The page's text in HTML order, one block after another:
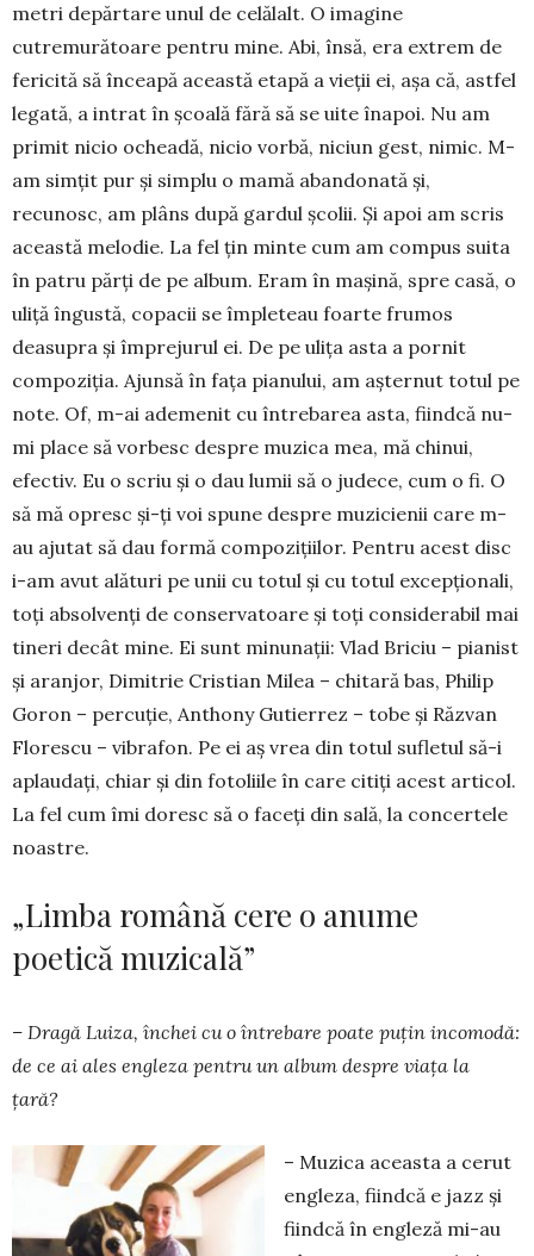
metri depărtare unul de celălalt. O imagine
cutremurătoare pentru mine. Abi, însă, era extrem de
fericită să înceapă această etapă a vieţii ei, aşa că, astfel
legată, a intrat în şcoală fără să se uite înapoi. Nu am
primit nicio ocheadă, nicio vorbă, niciun gest, nimic. M-
am simţit pur şi simplu o mamă abandonată şi,
recunosc, am plâns după gardul şcolii. Şi apoi am scris
această melodie. La fel ţin minte cum am compus suita
în patru părţi de pe album. Eram în maşină, spre casă, o
uliţă îngustă, copacii se împleteau foarte frumos
deasupra şi împrejurul ei. De pe uliţa asta a pornit
compo­ziţia. Ajunsă în faţa pianului, am aş­ternut totul pe
note. Of, m-ai ademe­nit cu întrebarea asta, fiindcă nu-
mi place să vorbesc despre muzica mea, mă chinui,
efectiv. Eu o scriu şi o dau lumii să o judece, cum o fi. O
să mă opresc şi-ţi voi spune despre muzi­cienii care m-
au ajutat să dau formă compoziţiilor. Pentru acest disc
i-am avut alături pe unii cu totul şi cu totul excepţionali,
toţi absolvenţi de con­servatoare şi toţi considerabil mai
tineri decât mine. Ei sunt minunaţii: Vlad Briciu – pianist
şi aranjor, Dimitrie Cristian Milea – chitară bas, Philip
Goron – percuţie, Anthony Gutierrez – tobe şi Răzvan
Florescu – vibrafon. Pe ei aş vrea din totul sufletul să-i
aplaudaţi, chiar şi din fotoliile în care citiţi acest articol.
La fel cum îmi doresc să o faceţi din sală, la concertele
noastre.
„Limba română cere o anume
poetică muzicală”
– Dragă Luiza, închei cu o întrebare poate puţin incomodă:
de ce ai ales engleza pentru un album despre viața la
țară?
– Muzica aceasta a cerut
engleza, fiindcă e jazz şi
fiindcă în engleză mi-au